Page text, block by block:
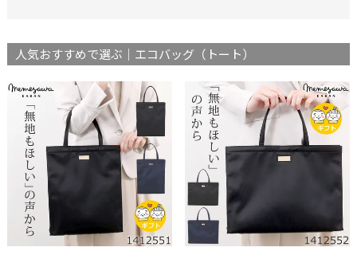
人気おすすめで選ぶ｜エコバッグ（トート）